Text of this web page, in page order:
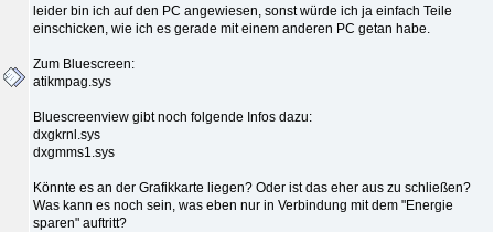
leider bin ich auf den PC angewiesen, sonst würde ich ja einfach Teile
einschicken, wie ich es gerade mit einem anderen PC getan habe.
Zum Bluescreen:
atikmpag.sys
Bluescreenview gibt noch folgende Infos dazu:
dxgkrnl.sys
dxgmms1.sys
Könnte es an der Grafikkarte liegen? Oder ist das eher aus zu schließen?
Was kann es noch sein, was eben nur in Verbindung mit dem "Energie
sparen" auftritt?